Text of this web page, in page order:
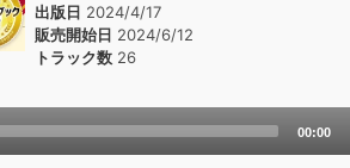
出版日 2024/4/17
販売開始日 2024/6/12
トラック数 26
00:00